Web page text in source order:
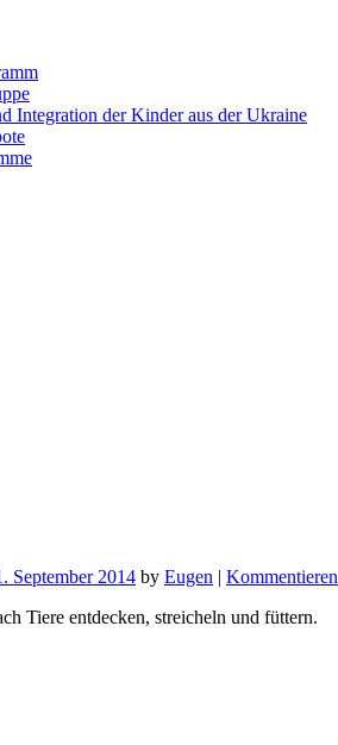
Integration der Kinder aus der Ukraine
September 2014 by Eugen | Kommentieren
Tiere entdecken, streicheln und füttern.